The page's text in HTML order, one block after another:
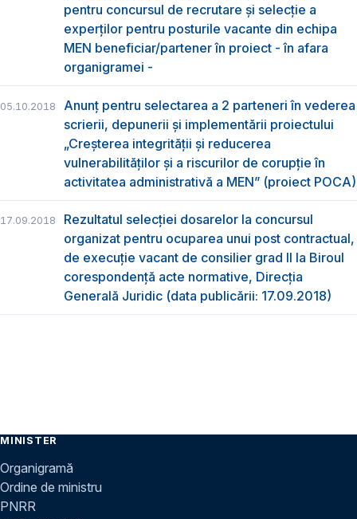
pentru concursul de recrutare și selecție a
experților pentru posturile vacante din echipa
MEN beneficiar/partener în proiect - în afara
organigramei -
05.10.2018
Anunț pentru selectarea a 2 parteneri în vederea
scrierii, depunerii și implementării proiectului
„Creșterea integrității și reducerea
vulnerabilităților și a riscurilor de corupție în
activitatea administrativă a MEN” (proiect POCA)
17.09.2018
Rezultatul selecției dosarelor la concursul
organizat pentru ocuparea unui post contractual,
de execuție vacant de consilier grad II la Biroul
corespondență acte normative, Direcția
Generală Juridic (data publicării: 17.09.2018)
MINISTER
Organigramă
Ordine de ministru
PNRR